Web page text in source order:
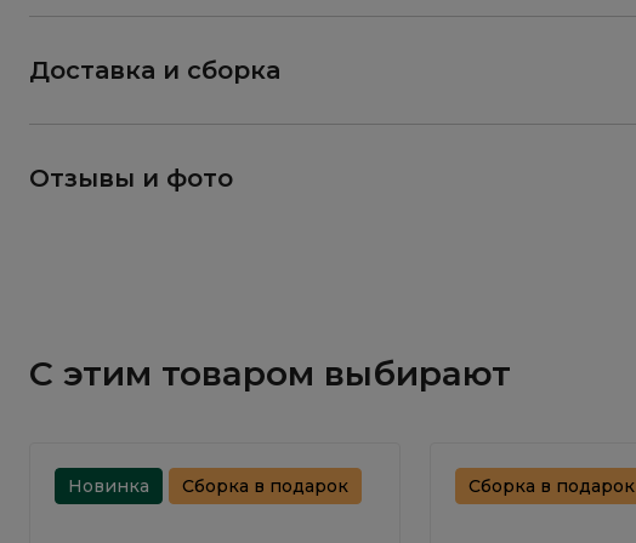
Доставка и сборка
Отзывы и фото
С этим товаром выбирают
Новинка Сборка в подарок Сборка в подарок